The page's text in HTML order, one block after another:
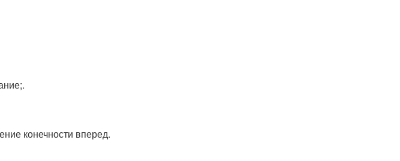
конечности вперед.